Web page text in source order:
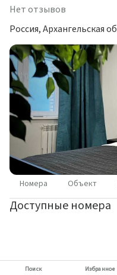
Нет отзывов
Номера Объект
Доступные номера
Поиск Избранное